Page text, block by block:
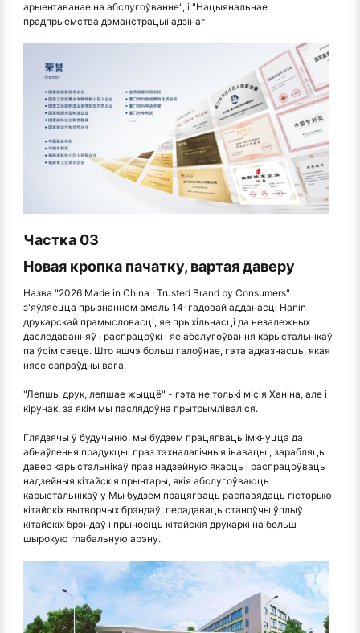
арыентаванае на абслугоўванне", і "Нацыянальнае
прадпрыемства дэманстрацыі адзінаг
Частка 03
Новая кропка пачатку, вартая даверу
Назва "2026 Made in China · Trusted Brand by Consumers"
з'яўляецца прызнаннем амаль 14-гадовай адданасці Hanin
друкарскай прамысловасці, яе прыхільнасці да незалежных
даследаванняў і распрацоўкі і яе абслугоўвання карыстальнікаў
па ўсім свеце. Што яшчэ больш галоўнае, гэта адказнасць, якая
нясе сапраўдны вага.
"Лепшы друк, лепшае жыццё" - гэта не толькі місія Ханіна, але і
кірунак, за якім мы паслядоўна прытрымліваліся.
Глядзячы ў будучыню, мы будзем працягваць імкнуцца да
абнаўлення прадукцыі праз тэхналагічныя інавацыі, зарабляць
давер карыстальнікаў праз надзейную якасць і распрацоўваць
надзейныя кітайскія прынтары, якія абслугоўваюць
карыстальнікаў у Мы будзем працягваць распавядаць гісторыю
кітайскіх вытворчых брэндаў, перадаваць станоўчы ўплыў
кітайскіх брэндаў і прыносіць кітайскія друкаркі на больш
шырокую глабальную арэну.